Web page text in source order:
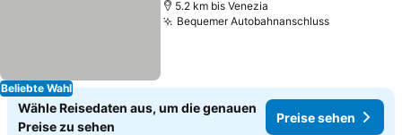
Beliebte Wahl
5.2 km bis Venezia
Bequemer AutobahnanschlussPreise
Wähle Reisedaten aus, um die genauen
Preise zu sehen
Preise sehen